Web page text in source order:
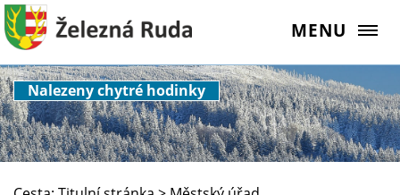
MENU
Nalezeny chytré hodinky